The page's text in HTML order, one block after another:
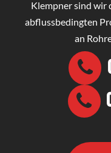
Klempner sind wir
abflussbedingten
an